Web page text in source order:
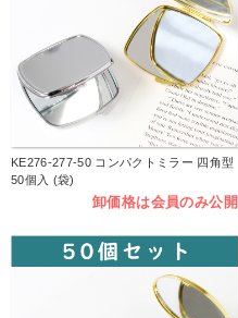
KE276-277-50 コンパクトミラー 四角型
50個入 (袋)
卸価格は会員のみ公開